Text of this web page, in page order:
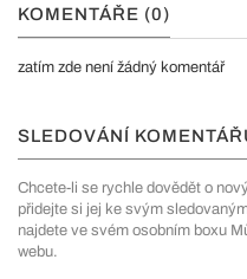
KOMENTÁŘE (0)
zatím zde není žádný komentář
SLEDOVÁNÍ
Chcete-li se rychle dovědět o
přidejte si jej ke svým
najdete ve svém osobním boxu
webu.